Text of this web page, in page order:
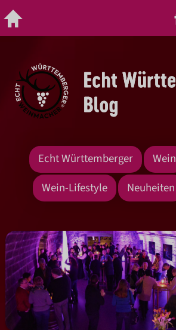
Echt Württemberger Wein
Wein-Lifestyle
Neuheiten